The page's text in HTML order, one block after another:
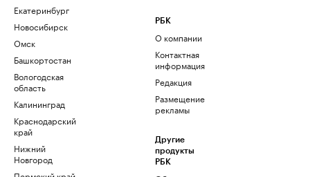
Екатеринбург
Новосибирск
Омск
Башкортостан
Вологодская
область
Калининград
Краснодарский
край
Нижний
Новгород
РБК
О компании
Контактная
информация
Редакция
Размещение
рекламы
Другие
продукты
РБК